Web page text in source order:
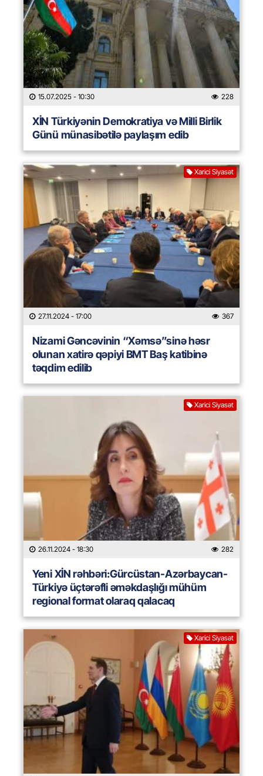
15.07.2025 - 10:30 228
XİN Türkiyənin Demokratiya və Milli Birlik
Günü münasibətilə paylaşım edib
Xarici Siyasət
27.11.2024 - 17:00 367
Nizami Gəncəvinin “Xəmsə”sinə həsr
olunan xatirə qəpiyi BMT Baş katibinə
təqdim edilib
Xarici Siyasət
26.11.2024 - 18:30 282
Yeni XİN rəhbəri:Gürcüstan-Azərbaycan-
Türkiyə üçtərəfli əməkdaşlığı mühüm
regional format olaraq qalacaq
Xarici Siyasət